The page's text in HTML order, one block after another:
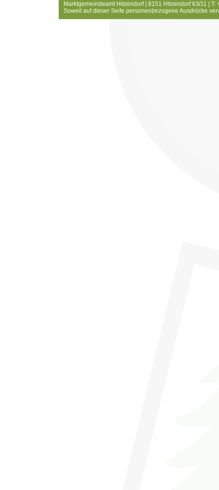
Marktgemeindeamt Hitzendorf | 8151 Hitzendorf 63/11 |
Soweit auf dieser Seite personenbezogene Ausdrücke